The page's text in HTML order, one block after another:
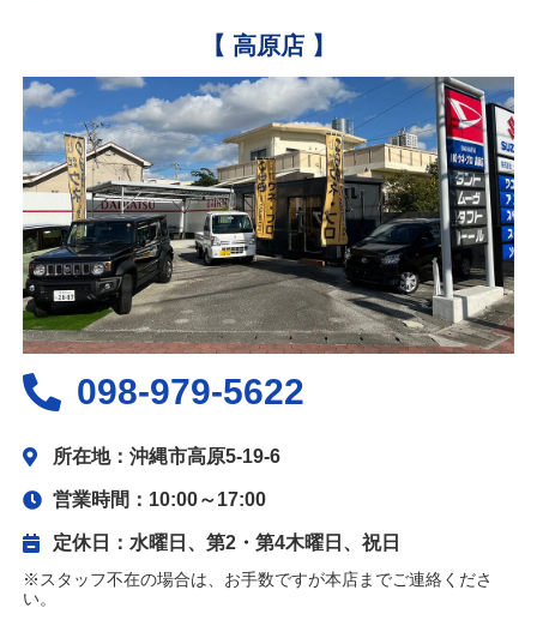
【 高原店 】
098-979-5622
所在地：沖縄市高原5-19-6
営業時間：10:00～17:00
定休日：水曜日、第2・第4木曜日、祝日
※スタッフ不在の場合は、お手数ですが本店までご連絡くださ
い。